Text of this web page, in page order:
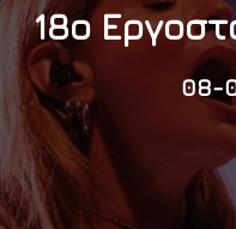
18ο
08-